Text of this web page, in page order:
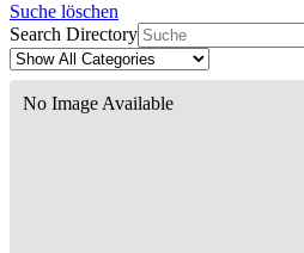
Suche löschen
Search Directory
No Image Available